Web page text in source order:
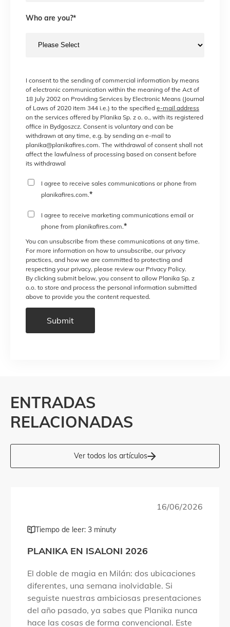
Who are you?*
I consent to the sending of commercial information by means
of electronic communication within the meaning of the Act of
18 July 2002 on Providing Services by Electronic Means (Journal
of Laws of 2020 item 344 i.e.) to the specified e-mail address
on the services offered by Planika Sp. z o. o., with its registered
office in Bydgoszcz. Consent is voluntary and can be
withdrawn at any time, e.g. by sending an e-mail to
planika@planikafires.com. The withdrawal of consent shall not
affect the lawfulness of processing based on consent before
its withdrawal
I agree to receive sales communications or phone from
planikafires.com.*
I agree to receive marketing communications email or
phone from planikafires.com.*
You can unsubscribe from these communications at any time.
For more information on how to unsubscribe, our privacy
practices, and how we are committed to protecting and
respecting your privacy, please review our Privacy Policy.
By clicking submit below, you consent to allow Planika Sp. z
o.o. to store and process the personal information submitted
above to provide you the content requested.
ENTRADAS
RELACIONADAS
Ver todos los artículos
16/06/2026
Tiempo de leer: 3 minuty
PLANIKA EN ISALONI 2026
El doble de magia en Milán: dos ubicaciones
diferentes, una semana inolvidable. Si
seguiste nuestras ambiciosas presentaciones
del año pasado, ya sabes que Planika nunca
hace las cosas de forma convencional. Este